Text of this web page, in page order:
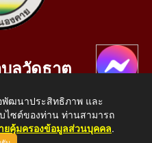
ลวัดธาตุ
คาย 43000
ทรสาร: 042-414759
พัฒนาประสิทธิภาพ และ
ไซต์ของท่าน ท่านสามารถ
ยคุ้มครองข้อมูลส่วนบุคคล.